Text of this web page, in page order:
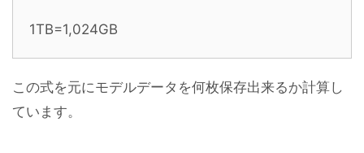
1TB=1,024GB
この式を元にモデルデータを何枚保存出来るか計算し
ています。